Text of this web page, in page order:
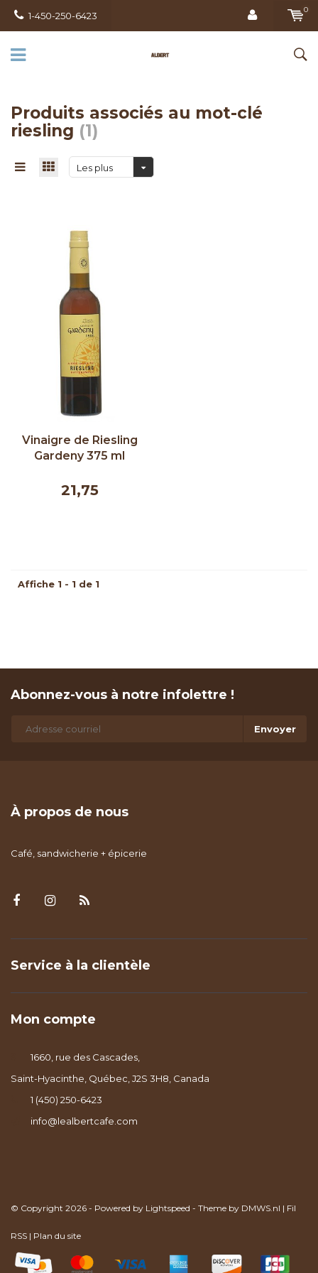
1-450-250-6423
0
Produits associés au mot-clé
riesling (1)
Les plus
Vinaigre de Riesling
Gardeny 375 ml
21,75
Affiche 1 - 1 de 1
Abonnez-vous à notre infolettre !
Envoyer
À propos de nous
Café, sandwicherie + épicerie
Service à la clientèle
Mon compte
1660, rue des Cascades,
Saint-Hyacinthe, Québec, J2S 3H8, Canada
1 (450) 250-6423
info@lealbertcafe.com
© Copyright 2026 - Powered by Lightspeed - Theme by DMWS.nl | Fil
RSS | Plan du site